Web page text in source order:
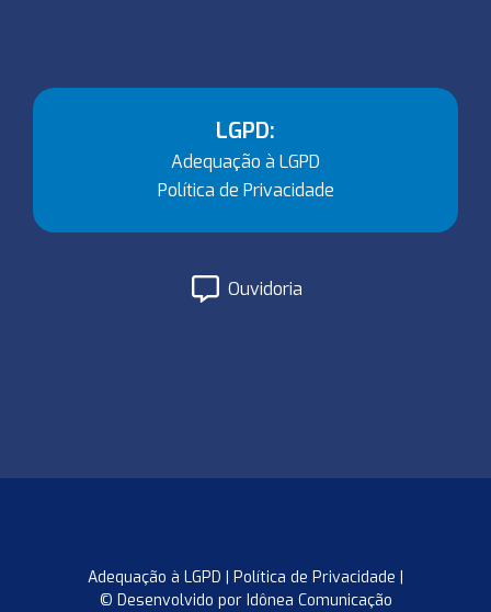
LGPD:
Adequação à LGPD
Política de Privacidade
Ouvidoria
Adequação à LGPD Política de Privacidade
© Desenvolvido por Idônea Comunicação